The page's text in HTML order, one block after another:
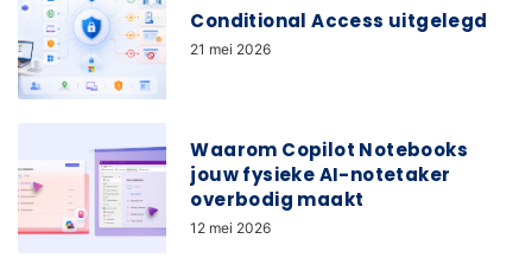
Conditional Access uitgelegd
21 mei 2026
Waarom Copilot Notebooks
jouw fysieke AI-notetaker
overbodig maakt
12 mei 2026